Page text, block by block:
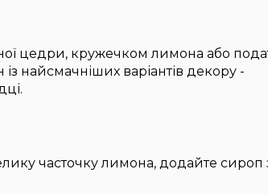
цедри, кружечком лимона або
найсмачніших варіантів декору -
часточку лимона, додайте сироп